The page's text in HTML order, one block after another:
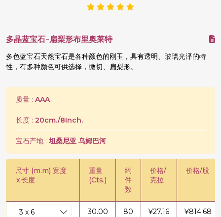
多晶蓝宝石-扁梨形布里奥莱特
多色蓝宝石天然宝石是各种颜色的刚玉，具有透明、玻璃光泽的特
性，有多种颜色可供选择，微切、扁梨形。
质量 : AAA
长度 : 20cm./8Inch.
宝石产地 :坦桑尼亚 乌姆巴河
尺寸 (m.m) 宽度
x长度
重量
(Cts.)
约
件
数
价格/
克拉
价格/股
30.00 80 ¥27.16 ¥814.68